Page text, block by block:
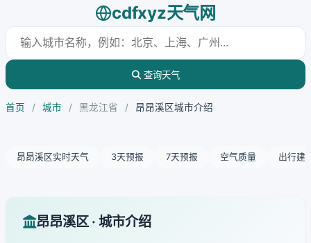
cdfxyz天气网
查询天气
首页 / 城市 / 黑龙江省 / 昂昂溪区城市介绍
昂昂溪区实时天气 3天预报 7天预报 空气质量 出行建
昂昂溪区 · 城市介绍